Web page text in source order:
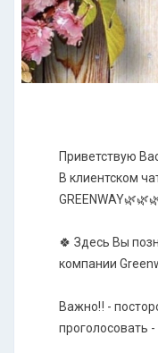
Приветствую Вас
В клиентском
🍀 Здесь Вы
компании
Важно‼️ -
проголосовать